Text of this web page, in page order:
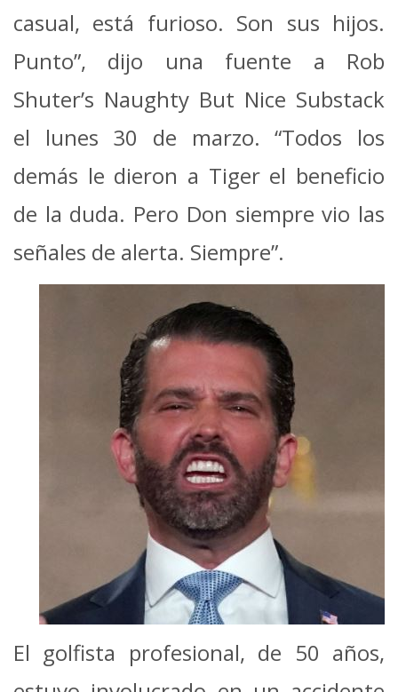
casual, está furioso. Son sus hijos.
Punto”, dijo una fuente a Rob
Shuter’s Naughty But Nice Substack
el lunes 30 de marzo. “Todos los
demás le dieron a Tiger el beneficio
de la duda. Pero Don siempre vio las
señales de alerta. Siempre”.
El golfista profesional, de 50 años,